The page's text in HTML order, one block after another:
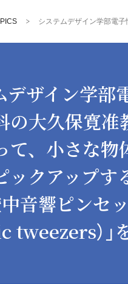
デザイン学部
の大久保寛准
て、小さな物
ックアップす
中音響ピンセ
tweezers）」